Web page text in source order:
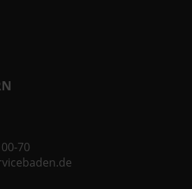
70